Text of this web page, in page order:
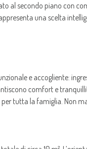
al secondo piano con
una scelta
e accogliente:
comfort e
tutta la famiglia. Non